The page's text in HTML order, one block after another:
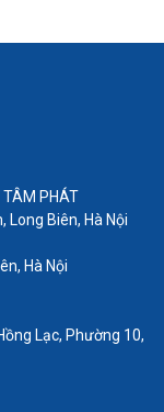
nước mưa,
xám, chất
khoan và
TÂM PHÁT
Long Biên, Hà Nội
Hà Nội
Lạc, Phường 10,